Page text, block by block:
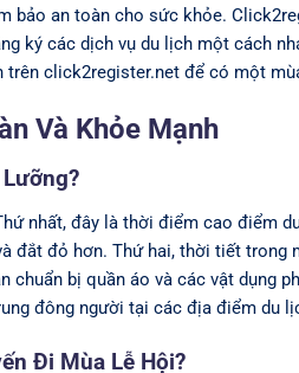
bảo an toàn cho sức khỏe.
ký các dịch vụ du lịch một cách
click2register.net để có một
Và Khỏe Mạnh
nhất, đây là thời điểm cao điểm
đắt đỏ hơn. Thứ hai, thời tiết
bị quần áo và các vật dụng
đông người tại các địa điểm du
Đi Mùa Lễ Hội?